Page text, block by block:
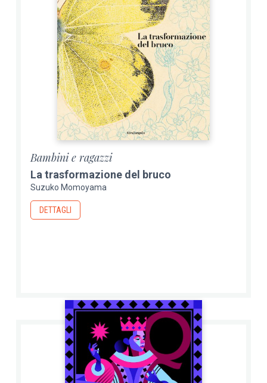
Bambini e ragazzi
La trasformazione del bruco
Suzuko Momoyama
DETTAGLI